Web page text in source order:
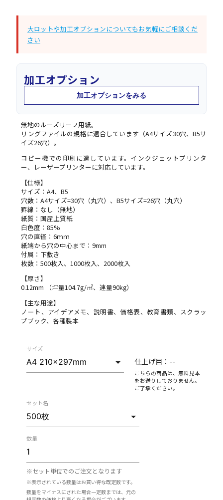
大ロットや加工オプションについてもお気軽にご相談くだ
さい
加工オプション
加工オプションをみる
無地のルーズリーフ用紙。
リングファイルの規格に適合しています（A4サイズ30穴、B5サ
イズ26穴）。
コピー機での印刷に適しています。インクジェットプリンタ
ー、レーザープリンターに対応しています。
【仕様】
サイズ：A4、B5
穴数：A4サイズ=30穴（丸穴）、B5サイズ=26穴（丸穴）
罫線：なし（無地）
紙質：国産上質紙
白色度：85%
穴の直径：6ｍｍ
紙端から穴の中心まで：9mm
付属：下敷き
枚数：500枚入、1000枚入、2000枚入
【厚さ】
0.12mm （坪量104.7g/㎡、連量90kg）
【主な用途】
ノート、アイデアメモ、説明書、価格表、教育書類、スクラッ
プブック、各種製本
サイズ
仕上げ目： --
こちらの商品は、無料見本
をお送りしておりません。
ご了承ください。
セット名
数量
※セット単位でのご注文となります
※表示されている数量はお買い得な既定数です。
数量をマイナスにされた場合一定数までは、元の